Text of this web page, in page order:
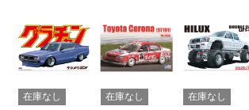
ト
在庫なし 在庫なし 在庫なし